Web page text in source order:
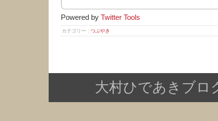
Powered by Twitter Tools
カテゴリー : つぶやき
大村ひであきブロ